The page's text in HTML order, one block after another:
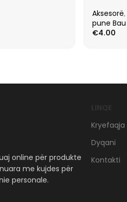
Aksesorë,
pune Bau
€4.00
online për produkte
me kujdes për
personale.
Kryefaqja
Dyqani
Kontakti